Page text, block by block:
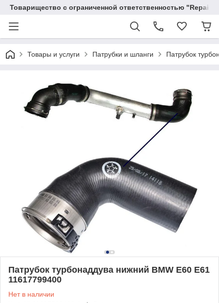
Товарищество с ограниченной ответственностью
Товары и услуги Патрубки и шланги Патрубок
Патрубок турбонаддува нижний BMW E60 E61
11617799400
Нет в наличии